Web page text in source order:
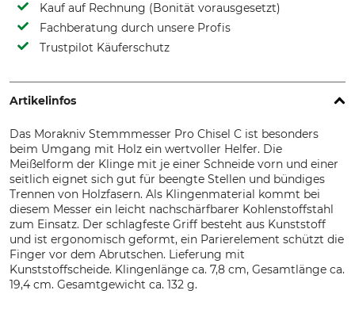
Kauf auf Rechnung (Bonität vorausgesetzt)
Fachberatung durch unsere Profis
Trustpilot Käuferschutz
Artikelinfos
Das Morakniv Stemmmesser Pro Chisel C ist besonders
beim Umgang mit Holz ein wertvoller Helfer. Die
Meißelform der Klinge mit je einer Schneide vorn und einer
seitlich eignet sich gut für beengte Stellen und bündiges
Trennen von Holzfasern. Als Klingenmaterial kommt bei
diesem Messer ein leicht nachschärfbarer Kohlenstoffstahl
zum Einsatz. Der schlagfeste Griff besteht aus Kunststoff
und ist ergonomisch geformt, ein Parierelement schützt die
Finger vor dem Abrutschen. Lieferung mit
Kunststoffscheide. Klingenlänge ca. 7,8 cm, Gesamtlänge ca.
19,4 cm. Gesamtgewicht ca. 132 g.